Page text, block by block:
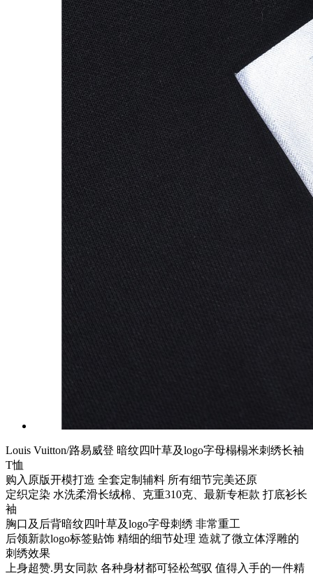
Louis Vuitton/路易威登 暗纹四叶草及logo字母榻榻米刺绣长袖
T恤
购入原版开模打造 全套定制辅料 所有细节完美还原
定织定染 水洗柔滑长绒棉、克重310克、最新专柜款 打底衫长
袖
胸口及后背暗纹四叶草及logo字母刺绣 非常重工
后领新款logo标签贴饰 精细的细节处理 造就了微立体浮雕的
刺绣效果
上身超赞.男女同款 各种身材都可轻松驾驭 值得入手的一件精